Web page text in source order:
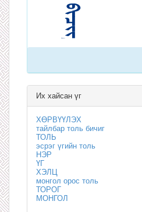
Их хайсан үг
ХӨРВҮҮЛЭХ
тайлбар толь бичиг
ТОЛЬ
эсрэг үгийн толь
НЭР
ҮГ
ХЭЛЦ
монгол орос толь
ТОРОГ
МОНГОЛ